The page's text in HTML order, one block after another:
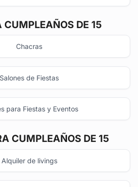
CUMPLEAÑOS DE 15
Chacras
Salones de Fiestas
para Fiestas y Eventos
CUMPLEAÑOS DE 15
Alquiler de livings